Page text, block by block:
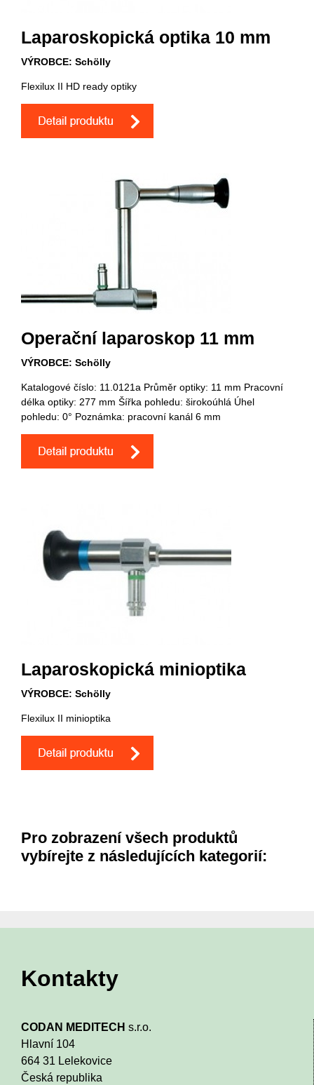
Laparoskopická optika 10 mm
VÝROBCE: Schölly
Flexilux II HD ready optiky
Operační laparoskop 11 mm
VÝROBCE: Schölly
Katalogové číslo: 11.0121a Průměr optiky: 11 mm Pracovní
délka optiky: 277 mm Šířka pohledu: širokoúhlá Úhel
pohledu: 0° Poznámka: pracovní kanál 6 mm
Laparoskopická minioptika
VÝROBCE: Schölly
Flexilux II minioptika
Pro zobrazení všech produktů
vybírejte z následujících kategorií:
Kontakty
CODAN MEDITECH s.r.o.
Hlavní 104
664 31 Lelekovice
Česká republika